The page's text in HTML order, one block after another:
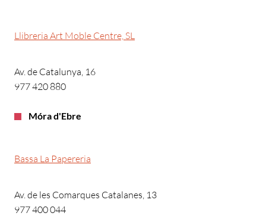
Llibreria Art Moble Centre, SL
Av. de Catalunya, 16
977 420 880
Móra d'Ebre
Bassa La Papereria
Av. de les Comarques Catalanes, 13
977 400 044